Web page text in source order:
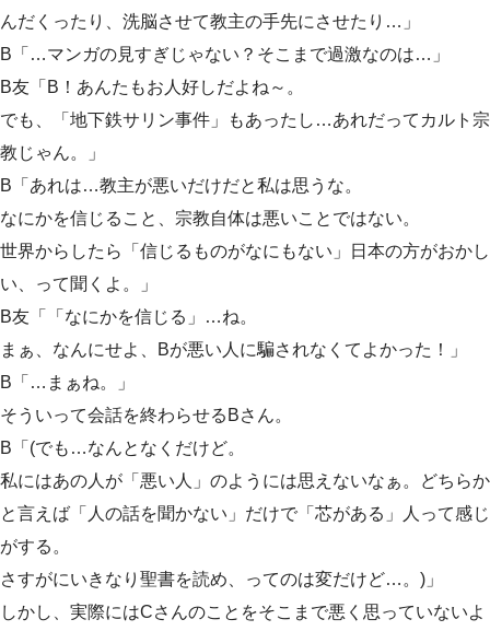
んだくったり、洗脳させて教主の手先にさせたり…」
B「…マンガの見すぎじゃない？そこまで過激なのは…」
B友「B！あんたもお人好しだよね～。
でも、「地下鉄サリン事件」もあったし…あれだってカルト宗
教じゃん。」
B「あれは…教主が悪いだけだと私は思うな。
なにかを信じること、宗教自体は悪いことではない。
世界からしたら「信じるものがなにもない」日本の方がおかし
い、って聞くよ。」
B友「「なにかを信じる」…ね。
まぁ、なんにせよ、Bが悪い人に騙されなくてよかった！」
B「…まぁね。」
そういって会話を終わらせるBさん。
B「(でも…なんとなくだけど。
私にはあの人が「悪い人」のようには思えないなぁ。どちらか
と言えば「人の話を聞かない」だけで「芯がある」人って感じ
がする。
さすがにいきなり聖書を読め、ってのは変だけど…。)」
しかし、実際にはCさんのことをそこまで悪く思っていないよ